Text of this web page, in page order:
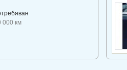
000 км